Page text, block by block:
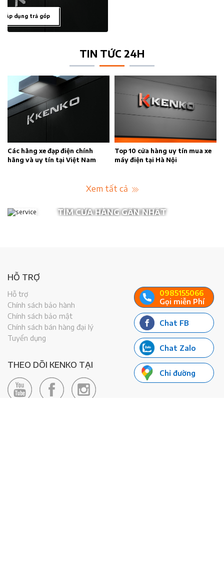
Áp dụng trả góp
TIN TỨC 24H
Các hãng xe đạp điện chính
hãng và uy tín tại Việt Nam
Top 10 cửa hàng uy tín mua xe
máy điện tại Hà Nội
Xem tất cả
TÌM CỬA HÀNG GẦN NHẤT
0985155066
Gọi miễn Phí
Chat FB
Chat Zalo
Chỉ đường
HỖ TRỢ
Hỗ trợ
Chính sách bảo hành
Chính sách bảo mật
Chính sách bán hàng đại lý
Tuyển dụng
THEO DÕI KENKO TẠI